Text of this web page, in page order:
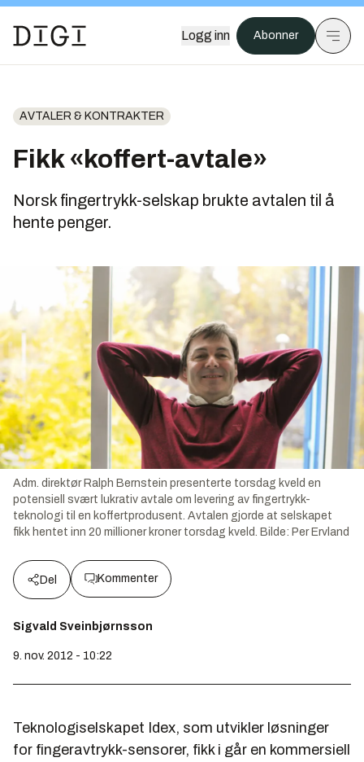
Logg inn Abonner
AVTALER & KONTRAKTER
Fikk «koffert-avtale»
Norsk fingertrykk-selskap brukte avtalen til å
hente penger.
Adm. direktør Ralph Bernstein presenterte torsdag kveld en
potensiell svært lukrativ avtale om levering av fingertrykk-
teknologi til en koffertprodusent. Avtalen gjorde at selskapet
fikk hentet inn 20 millioner kroner torsdag kveld. Bilde: Per Ervland
Del Kommenter
Sigvald Sveinbjørnsson
9. nov. 2012 - 10:22
Teknologiselskapet Idex, som utvikler løsninger
for fingeravtrykk-sensorer, fikk i går en kommersiell